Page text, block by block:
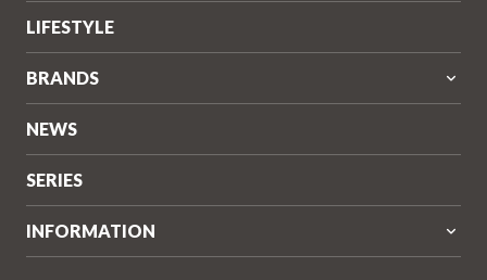
LIFESTYLE
BRANDS
NEWS
SERIES
INFORMATION